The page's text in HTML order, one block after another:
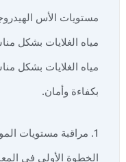
مستويات الأس
مياه الغلايات بشكل
مياه الغلايات بشكل
بكفاءة وأمان.
1. مراقبة مستويات المواد الكيميائية لمعالجة مياه الغلايات
الخطوة الأولى في